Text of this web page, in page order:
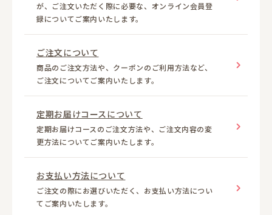
が、ご注文いただく際に必要な、オンライン会員登
録についてご案内いたします。
ご注文について
商品のご注文方法や、クーポンのご利用方法など、
ご注文についてご案内いたします。
定期お届けコースについて
定期お届けコースのご注文方法や、ご注文内容の変
更方法についてご案内いたします。
お支払い方法について
ご注文の際にお選びいただく、お支払い方法につい
てご案内いたします。